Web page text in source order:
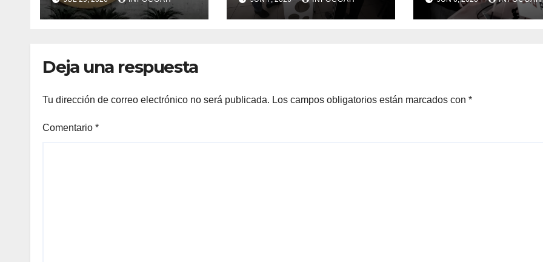
arbitrarios y compra
de voto
Deja una respuesta
Tu dirección de correo electrónico no será publicada. Los campos obligatorios están marcados con *
Comentario *